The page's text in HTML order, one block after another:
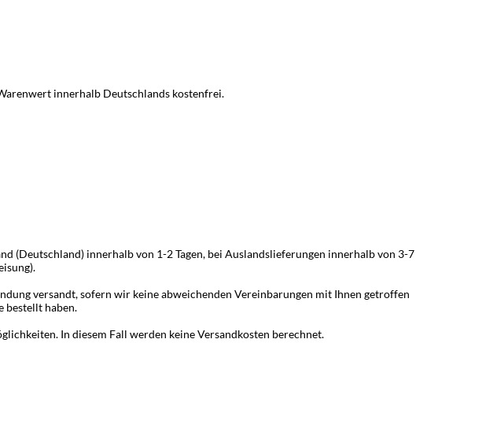
innerhalb Deutschlands kostenfrei.
(Deutschland) innerhalb von 1-2 Tagen, bei Auslandslieferungen innerhalb von 3-7
versandt, sofern wir keine abweichenden Vereinbarungen mit Ihnen getroffen
bestellt haben.
In diesem Fall werden keine Versandkosten berechnet.